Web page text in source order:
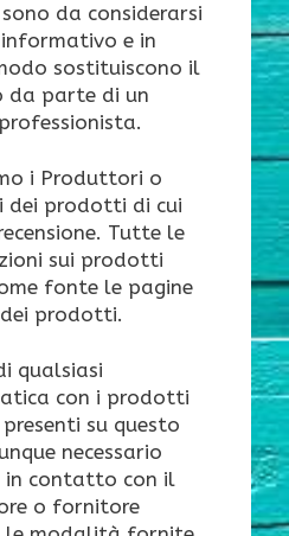
da considerarsi
e in
sostituiscono il
da parte di un
i Produttori o
dei prodotti di cui
Tutte le
sui prodotti
fonte le pagine
prodotti.
qualsiasi
con i prodotti
su questo
necessario
in contatto con il
o fornitore